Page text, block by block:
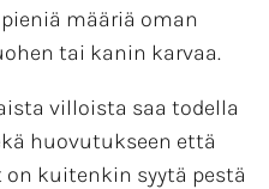
määriä oman
tai kanin karvaa.
villoista saa todella
huovutukseen että
kuitenkin syytä pestä